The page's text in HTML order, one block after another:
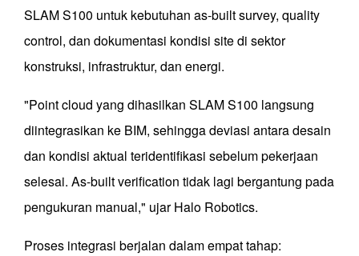
SLAM S100 untuk kebutuhan as-built survey, quality
control, dan dokumentasi kondisi site di sektor
konstruksi, infrastruktur, dan energi.
"Point cloud yang dihasilkan SLAM S100 langsung
diintegrasikan ke BIM, sehingga deviasi antara desain
dan kondisi aktual teridentifikasi sebelum pekerjaan
selesai. As-built verification tidak lagi bergantung pada
pengukuran manual," ujar Halo Robotics.
Proses integrasi berjalan dalam empat tahap: